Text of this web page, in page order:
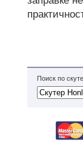
Поиск по